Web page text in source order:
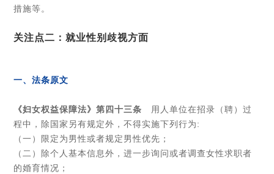
措施等。
关注点二：就业性别歧视方面
一、法条原文
《妇女权益保障法》第四十三条 用人单位在招录（聘）过
程中，除国家另有规定外，不得实施下列行为:
（一）限定为男性或者规定男性优先；
（二）除个人基本信息外，进一步询问或者调查女性求职者
的婚育情况；